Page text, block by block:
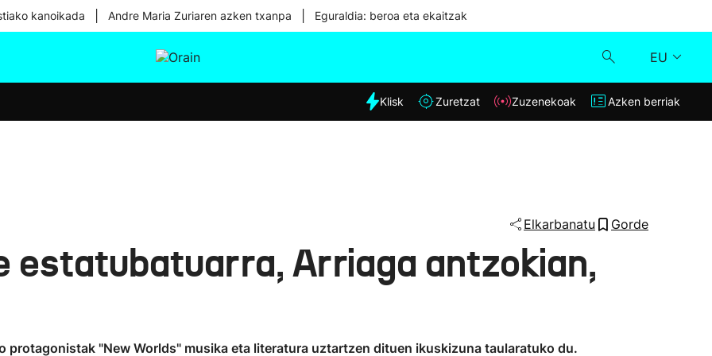
kanoikada Andre Maria Zuriaren azken txanpa Eguraldia: beroa eta ekaitzak
EU
Eguraldia
Klisk
Klisk Zuretzat Zuzenekoak Azken berriak
Elkarbanatu Gorde
estatubatuarra, Arriaga antzokian,
"New Worlds" musika eta literatura uztartzen dituen ikuskizuna taularatuko du.